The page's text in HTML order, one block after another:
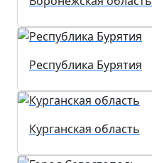
Республика Бурятия
Курганская область